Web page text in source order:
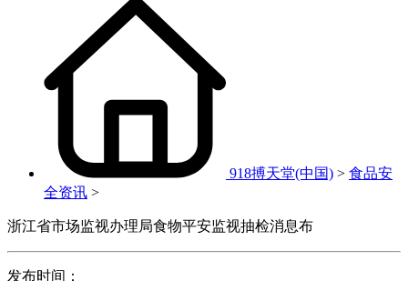
918搏天堂(中国) > 食品安
全资讯 >
浙江省市场监视办理局食物平安监视抽检消息布
发布时间：